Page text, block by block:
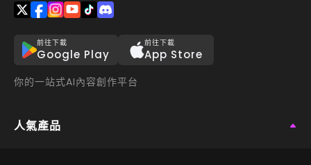
前往下載
Google Play
前往下載
App Store
你的一站式AI內容創作平台
人氣產品